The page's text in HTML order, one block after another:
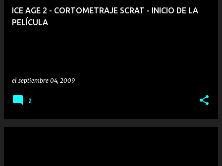
ICE AGE 2 - CORTOMETRAJE SCRAT - INICIO DE LA
PELÍCULA
el septiembre 04, 2009
2